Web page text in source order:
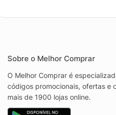
Sobre o Melhor Comprar
O Melhor Comprar é
códigos promocionais, ofertas e
mais de 1900 lojas online.